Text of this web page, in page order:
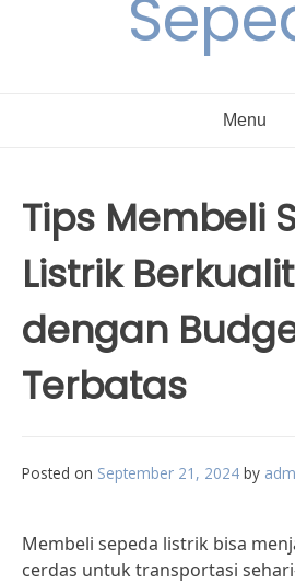
Menu
Tips Membeli
Listrik
dengan
Terbatas
Posted on September 21, 2024 by
Membeli sepeda listrik bisa
cerdas untuk transportasi